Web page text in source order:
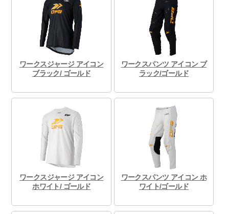
ワークスジャージ アイコン
ブラック/ ゴールド
ワークスパンツ アイコン ブ
ラック/ゴールド
ワークスジャージ アイコン
ホワイト/ ゴールド
ワークスパンツ アイコン ホ
ワイト/ゴールド